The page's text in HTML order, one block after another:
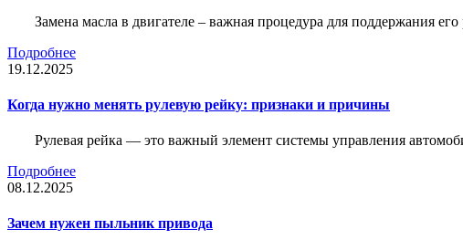
Замена масла в двигателе – важная процедура для поддержания
Подробнее
19.12.2025
Когда нужно менять рулевую рейку: признаки и причины
Рулевая рейка — это важный элемент системы управления
Подробнее
08.12.2025
Зачем нужен пыльник привода